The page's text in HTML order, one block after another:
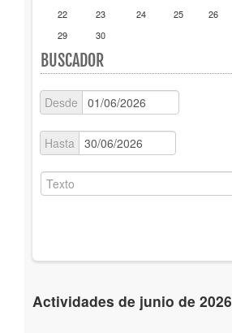
22
23 24 25 26
29
30
BUSCADOR
Desde
Hasta
Actividades de junio de 2026